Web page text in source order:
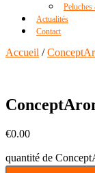
Actualités
Contact
Accueil /
€0.00
quantité de